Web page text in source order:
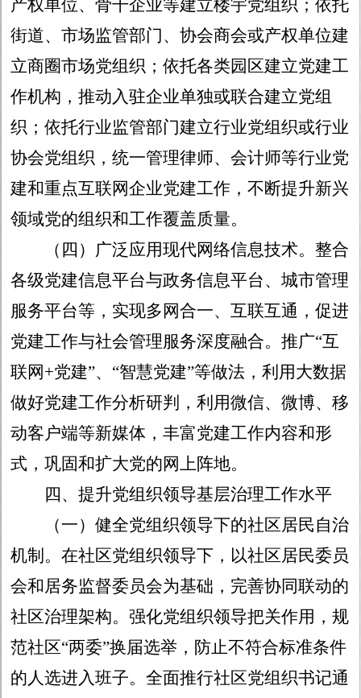
产权单位、骨干企业等建立楼宇党组织；依托
街道、市场监管部门、协会商会或产权单位建
立商圈市场党组织；依托各类园区建立党建工
作机构，推动入驻企业单独或联合建立党组
织；依托行业监管部门建立行业党组织或行业
协会党组织，统一管理律师、会计师等行业党
建和重点互联网企业党建工作，不断提升新兴
领域党的组织和工作覆盖质量。
（四）广泛应用现代网络信息技术。整合
各级党建信息平台与政务信息平台、城市管理
服务平台等，实现多网合一、互联互通，促进
党建工作与社会管理服务深度融合。推广“互
联网+党建”、“智慧党建”等做法，利用大数据
做好党建工作分析研判，利用微信、微博、移
动客户端等新媒体，丰富党建工作内容和形
式，巩固和扩大党的网上阵地。
四、提升党组织领导基层治理工作水平
（一）健全党组织领导下的社区居民自治
机制。在社区党组织领导下，以社区居民委员
会和居务监督委员会为基础，完善协同联动的
社区治理架构。强化党组织领导把关作用，规
范社区“两委”换届选举，防止不符合标准条件
的人选进入班子。全面推行社区党组织书记通